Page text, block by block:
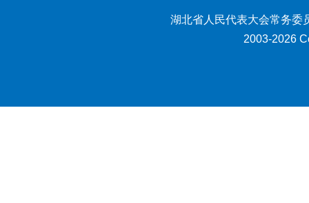
湖北省人民代表大会常务委
2003-2026